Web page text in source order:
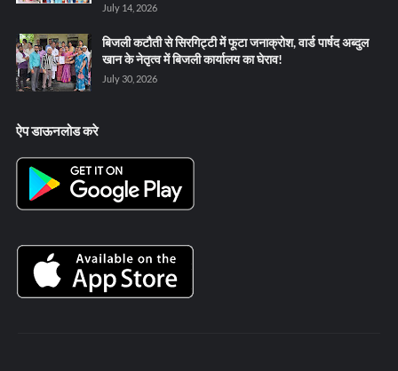
July 14, 2026
बिजली कटौती से सिरगिट्टी में फूटा जनाक्रोश, वार्ड पार्षद अब्दुल
खान के नेतृत्व में बिजली कार्यालय का घेराव!
July 30, 2026
ऐप डाऊनलोड करे